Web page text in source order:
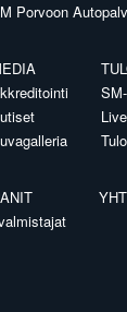
Porvoon